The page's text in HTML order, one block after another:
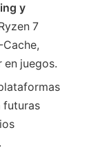
y
7
juegos.
futuras